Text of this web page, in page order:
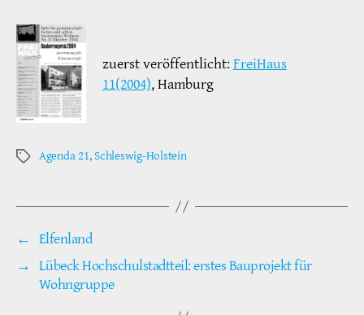
zuerst veröffentlicht:FreiHaus
11(2004), Hamburg
Schlagwörter
Agenda 21,Schleswig-Holstein
← Elfenland
→ Lübeck Hochschulstadtteil: erstes Bauprojekt für
Wohngruppe